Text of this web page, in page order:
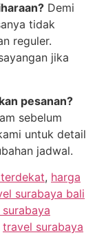
Demi
tidak
reguler.
jika
pesanan?
sebelum
untuk detail
jadwal.
, harga
surabaya bali
travel surabaya